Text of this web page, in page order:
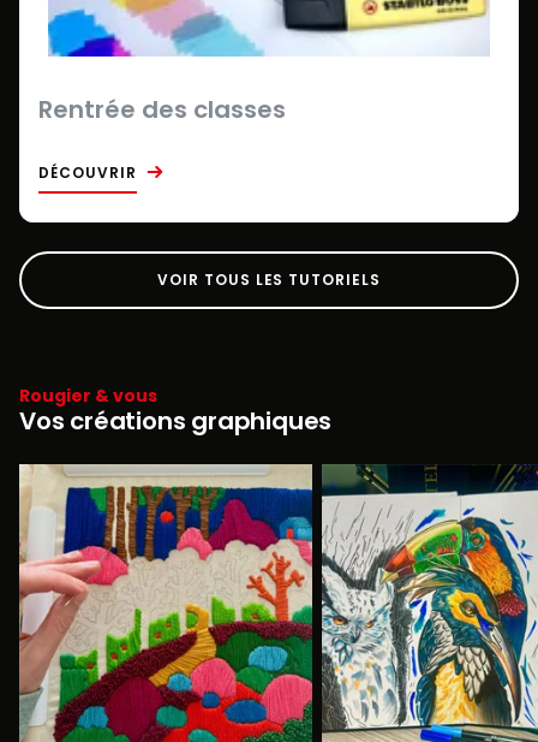
Rentrée des classes
DÉCOUVRIR
VOIR TOUS LES TUTORIELS
Rougier & vous
Vos créations graphiques